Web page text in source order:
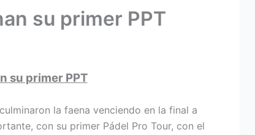
su primer PPT
su primer PPT
la faena venciendo en la final a
con su primer Pádel Pro Tour, con el